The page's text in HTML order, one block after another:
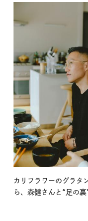
カリフラワーのグラタ
ら、森健さんと“足の